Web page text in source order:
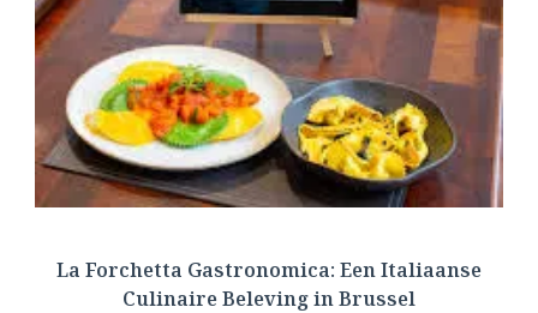
La Forchetta Gastronomica: Een Italiaanse
Culinaire Beleving in Brussel